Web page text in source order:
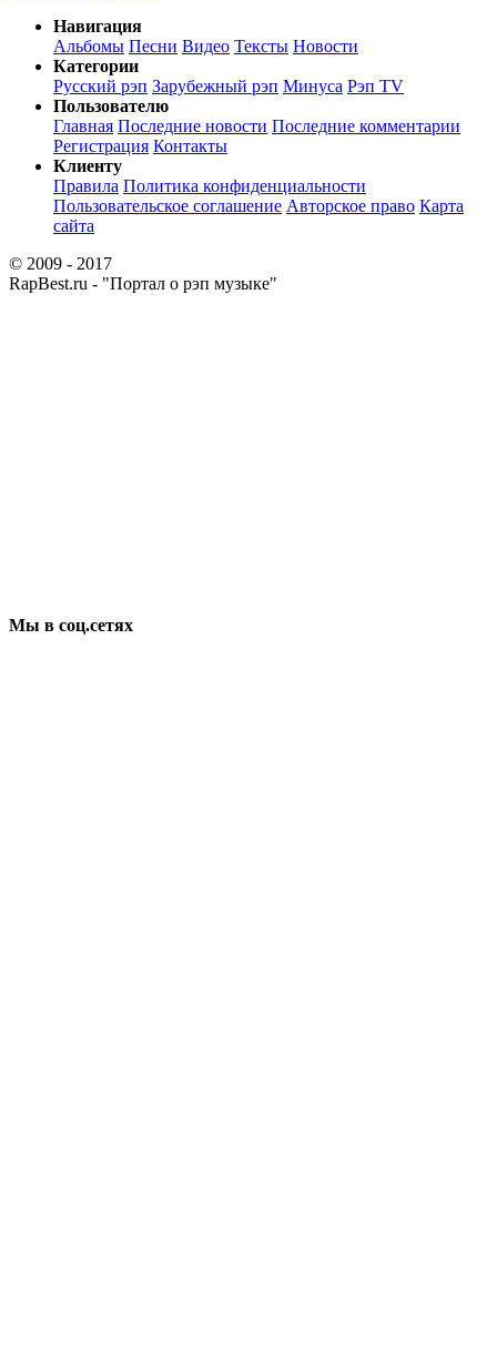
Навигация
Альбомы Песни Видео Тексты Новости
Категории
Русский рэп Зарубежный рэп Минуса Рэп TV
Пользователю
Главная Последние новости Последние комментарии
Регистрация Контакты
Клиенту
Правила Политика конфиденциальности
Пользовательское соглашение Авторское право Карта
сайта
© 2009 - 2017
RapBest.ru - "Портал о рэп музыке"
Мы в соц.сетях